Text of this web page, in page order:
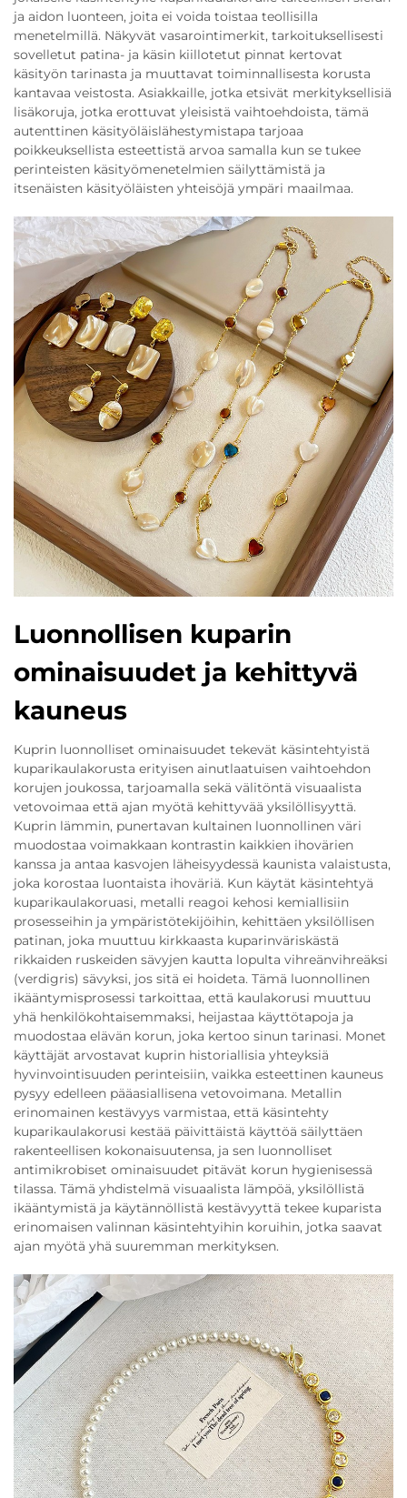
ja aidon luonteen, joita ei voida toistaa teollisilla
menetelmillä. Näkyvät vasarointimerkit, tarkoituksellisesti
sovelletut patina- ja käsin kiillotetut pinnat kertovat
käsityön tarinasta ja muuttavat toiminnallisesta korusta
kantavaa veistosta. Asiakkaille, jotka etsivät merkityksellisiä
lisäkoruja, jotka erottuvat yleisistä vaihtoehdoista, tämä
autenttinen käsityöläislähestymistapa tarjoaa
poikkeuksellista esteettistä arvoa samalla kun se tukee
perinteisten käsityömenetelmien säilyttämistä ja
itsenäisten käsityöläisten yhteisöjä ympäri maailmaa.
Luonnollisen kuparin
ominaisuudet ja kehittyvä
kauneus
Kuprin luonnolliset ominaisuudet tekevät käsintehtyistä
kuparikaulakorusta erityisen ainutlaatuisen vaihtoehdon
korujen joukossa, tarjoamalla sekä välitöntä visuaalista
vetovoimaa että ajan myötä kehittyvää yksilöllisyyttä.
Kuprin lämmin, punertavan kultainen luonnollinen väri
muodostaa voimakkaan kontrastin kaikkien ihovärien
kanssa ja antaa kasvojen läheisyydessä kaunista valaistusta,
joka korostaa luontaista ihoväriä. Kun käytät käsintehtyä
kuparikaulakoruasi, metalli reagoi kehosi kemiallisiin
prosesseihin ja ympäristötekijöihin, kehittäen yksilöllisen
patinan, joka muuttuu kirkkaasta kuparinväriskästä
rikkaiden ruskeiden sävyjen kautta lopulta vihreänvihreäksi
(verdigris) sävyksi, jos sitä ei hoideta. Tämä luonnollinen
ikääntymisprosessi tarkoittaa, että kaulakorusi muuttuu
yhä henkilökohtaisemmaksi, heijastaa käyttötapoja ja
muodostaa elävän korun, joka kertoo sinun tarinasi. Monet
käyttäjät arvostavat kuprin historiallisia yhteyksiä
hyvinvointisuuden perinteisiin, vaikka esteettinen kauneus
pysyy edelleen pääasiallisena vetovoimana. Metallin
erinomainen kestävyys varmistaa, että käsintehty
kuparikaulakorusi kestää päivittäistä käyttöä säilyttäen
rakenteellisen kokonaisuutensa, ja sen luonnolliset
antimikrobiset ominaisuudet pitävät korun hygienisessä
tilassa. Tämä yhdistelmä visuaalista lämpöä, yksilöllistä
ikääntymistä ja käytännöllistä kestävyyttä tekee kuparista
erinomaisen valinnan käsintehtyihin koruihin, jotka saavat
ajan myötä yhä suuremman merkityksen.